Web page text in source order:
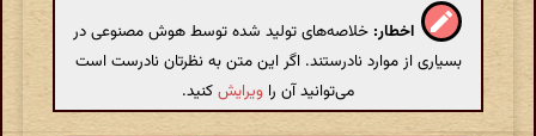
اخطار: خلاصه‌های تولید شده توسط هوش مصنوعی در
بسیاری از موارد نادرستند. اگر این متن به نظرتان نادرست است
می‌توانید آن را ویرایشکنید.